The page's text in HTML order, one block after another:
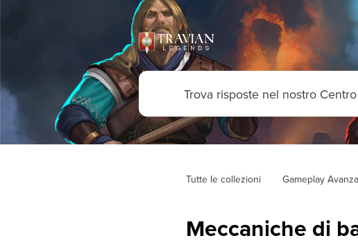
Tutte le collezioni Gameplay
Meccaniche di